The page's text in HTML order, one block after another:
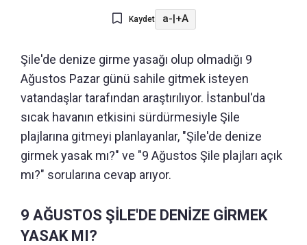
Kaydet a-|+A
Şile'de denize girme yasağı olup olmadığı 9
Ağustos Pazar günü sahile gitmek isteyen
vatandaşlar tarafından araştırılıyor. İstanbul'da
sıcak havanın etkisini sürdürmesiyle Şile
plajlarına gitmeyi planlayanlar, "Şile'de denize
girmek yasak mı?" ve "9 Ağustos Şile plajları açık
mı?" sorularına cevap arıyor.
9 AĞUSTOS ŞİLE'DE DENİZE GİRMEK
YASAK MI?